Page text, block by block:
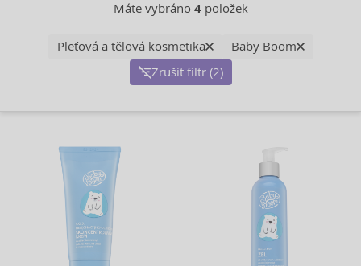
Máte vybráno 4položek
Pleťová a tělová kosmetika
Baby Boom
Zrušit filtr (2)